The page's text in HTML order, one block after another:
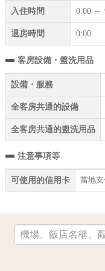
入住時間 0:00 ～
退房時間 0:00
客房設備・盥洗用品
設備・服務
全客房共通的設備
全客房共通的盥洗用品
注意事項等
可使用的信用卡 當地